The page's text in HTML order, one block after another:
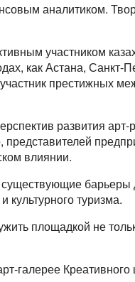
аналитиком.
участником
как Астана, Санкт-
престижных
развития арт-
влиянии.
барьеры
культурного туризма.
площадкой не
галерее